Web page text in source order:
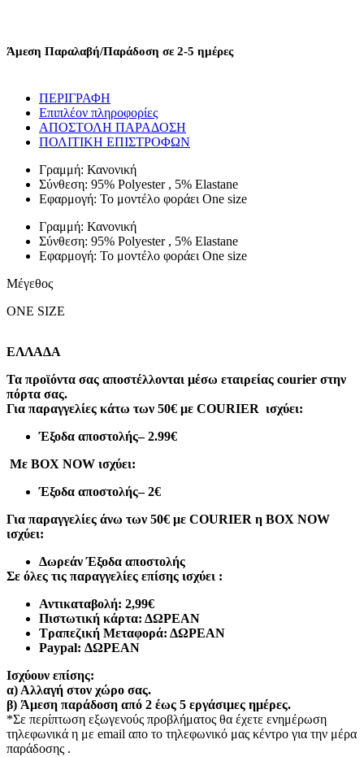
ΓΑΛΑΖΙΟ
ποσότητα
Άμεση Παραλαβή/Παράδοση σε 2-5 ημέρες
ΠΕΡΙΓΡΑΦΗ
Επιπλέον πληροφορίες
ΑΠΟΣΤΟΛΗ ΠΑΡΑΔΟΣΗ
ΠΟΛΙΤΙΚΗ ΕΠΙΣΤΡΟΦΩΝ
Γραμμή: Κανονική
Σύνθεση: 95% Polyester , 5% Elastane
Εφαρμογή: Το μοντέλο φοράει One size
Γραμμή: Κανονική
Σύνθεση: 95% Polyester , 5% Elastane
Εφαρμογή: Το μοντέλο φοράει One size
Μέγεθος
ONE SIZE
ΕΛΛΑΔΑ
Τα προϊόντα σας αποστέλλονται μέσω εταιρείας courier στην
πόρτα σας.
Για παραγγελίες κάτω των 50€ με COURIER ισχύει:
Έξοδα αποστολής– 2.99€
Με BOX NOW ισχύει:
Έξοδα αποστολής– 2€
Για παραγγελίες άνω των 50€ με COURIER η BOX NOW
ισχύει:
Δωρεάν Έξοδα αποστολής
Σε όλες τις παραγγελίες επίσης ισχύει :
Αντικαταβολή: 2,99€
Πιστωτική κάρτα: ΔΩΡΕΑΝ
Τραπεζική Μεταφορά: ΔΩΡΕΑΝ
Paypal: ΔΩΡΕΑΝ
Ισχύουν επίσης:
α) Αλλαγή στον χώρο σας.
β) Άμεση παράδοση από 2 έως 5 εργάσιμες ημέρες.
*Σε περίπτωση εξωγενούς προβλήματος θα έχετε ενημέρωση
τηλεφωνικά η με email απο το τηλεφωνικό μας κέντρο για την μέρα
παράδοσης .